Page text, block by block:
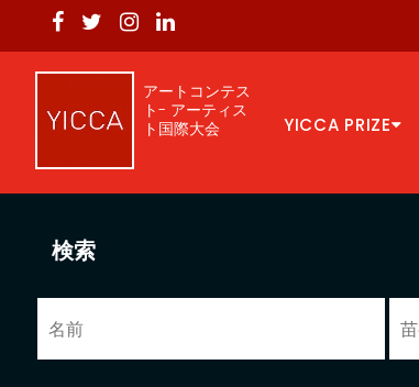
アートコンテス
ト- アーティス
ト国際大会
YICCA PRIZE
検索